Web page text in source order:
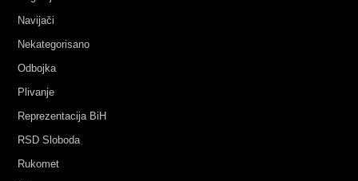
Navijači
Nekategorisano
Odbojka
Plivanje
Reprezentacija BiH
RSD Sloboda
Rukomet